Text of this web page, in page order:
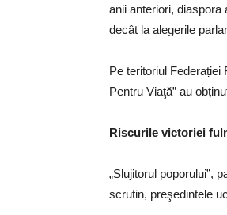
anii anteriori,
decât la alegerile
Pe teritoriul Federației
Pentru Viaţă” au
Riscurile victoriei
„Slujitorul poporului”,
scrutin, preşedintele